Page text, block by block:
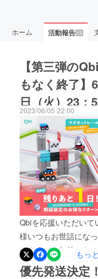
ホーム 活動報告13
【第三弾の
もなく終了】
日（火）23：
で！
2023/06/05 22:00
Qbiを応援いただいて
様いつもお世話にな
ります。二年前から、
CAMPFIREにてプロジ
もっ
優先発送決定